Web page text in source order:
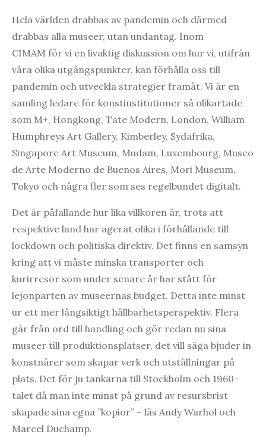
Hela världen drabbas av pandemin och därmed
drabbas alla museer, utan undantag. Inom
CIMAM för vi en livaktig diskussion om hur vi, utifrån
våra olika utgångspunkter, kan förhålla oss till
pandemin och utveckla strategier framåt. Vi är en
samling ledare för konstinstitutioner så olikartade
som M+, Hongkong, Tate Modern, London, William
Humphreys Art Gallery, Kimberley, Sydafrika,
Singapore Art Museum, Mudam, Luxembourg, Museo
de Arte Moderno de Buenos Aires, Mori Museum,
Tokyo och några fler som ses regelbundet digitalt.
Det är påfallande hur lika villkoren är, trots att
respektive land har agerat olika i förhållande till
lockdown och politiska direktiv. Det finns en samsyn
kring att vi måste minska transporter och
kurirresor som under senare år har stått för
lejonparten av museernas budget. Detta inte minst
ur ett mer långsiktigt hållbarhetsperspektiv. Flera
går från ord till handling och gör redan nu sina
museer till produktionsplatser, det vill säga bjuder in
konstnärer som skapar verk och utställningar på
plats. Det för ju tankarna till Stockholm och 1960-
talet då man inte minst på grund av resursbrist
skapade sina egna ”kopior” – läs Andy Warhol och
Marcel Duchamp.